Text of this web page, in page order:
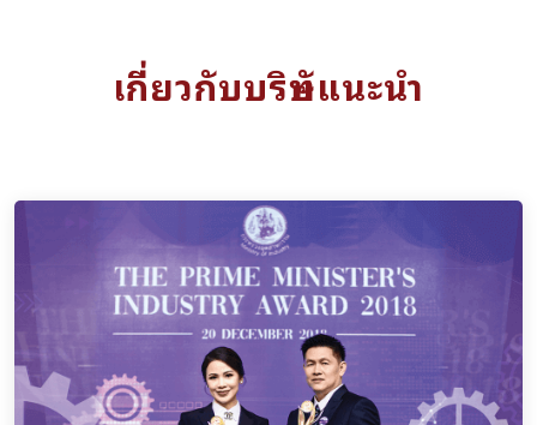
เกี่ยวกับบริษัทแนะนำ